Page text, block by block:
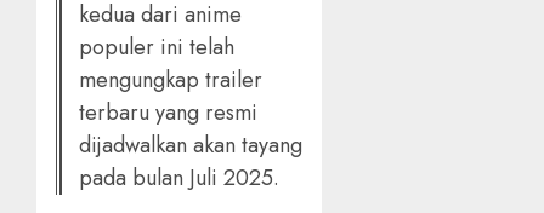
kedua dari anime
populer ini telah
mengungkap trailer
terbaru yang resmi
dijadwalkan akan tayang
pada bulan Juli 2025.